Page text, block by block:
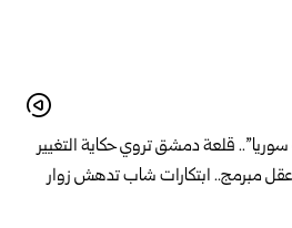
قلعة دمشق تروي حكاية التغيير